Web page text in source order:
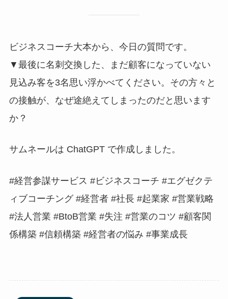
ビジネスコーチ大本から、今日の質問です。
▼最後に名刺交換した、まだ顧客になっていない
見込み客を3名思い浮かべてください。その方々と
の接触が、なぜ途絶えてしまったのだと思います
か？
サムネールは ChatGPT で作成しました。
#経営参謀サービス #ビジネスコーチ #エグゼクテ
ィブコーチング #経営者 #社長 #起業家 #営業戦略
#法人営業 #BtoB営業 #失注 #営業のコツ #顧客関
係構築 #信頼構築 #経営者の悩み #事業成長